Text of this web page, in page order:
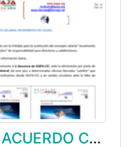
273 - ACUERDO CONCEPTO SALARIAL INCREMENTO DE SALDO.